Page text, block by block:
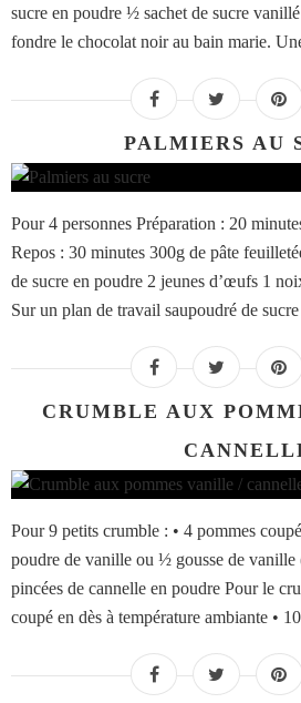
sucre en poudre ½ sachet de sucre
fondre le chocolat noir au bain marie.
PALMIERS AU
Pour 4 personnes Préparation : 20
Repos : 30 minutes 300g de pâte
de sucre en poudre 2 jeunes d’œufs 1
Sur un plan de travail saupoudré de
CRUMBLE AUX
Pour 9 petits crumble : • 4 pommes
poudre de vanille ou ½ gousse de vanille
pincées de cannelle en poudre Pour le
coupé en dès à température ambiante •